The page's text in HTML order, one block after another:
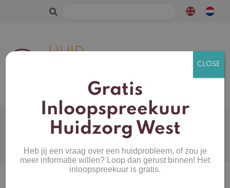
Zoeken
Productcategorieën
Merken
Mijn account
Winkelwagen
Gratis
Inloopspreekuur
Huidzorg West
Heb jij een vraag over een huidprobleem, of zou je
meer informatie willen? Loop dan gerust binnen! Het
inloopspreekuur is gratis.